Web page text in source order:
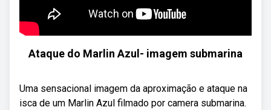
Ataque do Marlin Azul- imagem submarina
Uma sensacional imagem da aproximação e ataque na
isca de um Marlin Azul filmado por camera submarina.